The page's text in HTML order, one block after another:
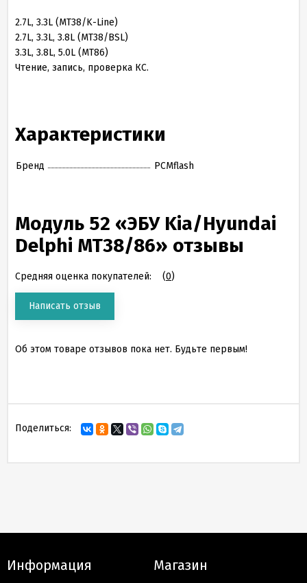
2.7L, 3.3L (MT38/K-Line)
2.7L, 3.3L, 3.8L (MT38/BSL)
3.3L, 3.8L, 5.0L (MT86)
Чтение, запись, проверка КС.
Характеристики
Бренд PCMflash
Модуль 52 «ЭБУ Kia/Hyundai
Delphi MT38/86» отзывы
Средняя оценка покупателей: (0)
Написать отзыв
Об этом товаре отзывов пока нет. Будьте первым!
Поделиться:
Информация Магазин